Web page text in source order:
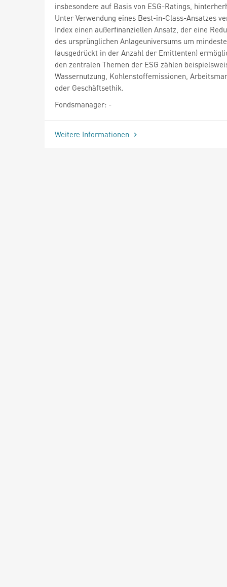
insbesondere auf Basis von ESG-Ratings,
Unter Verwendung eines Best-in-Class-Ansatzes
Index einen außerfinanziellen Ansatz, der eine
des ursprünglichen Anlageuniversums um
(ausgedrückt in der Anzahl der Emittenten)
den zentralen Themen der ESG zählen
Wassernutzung, Kohlenstoffemissionen,
oder Geschäftsethik.
Fondsmanager: -
Weitere Informationen